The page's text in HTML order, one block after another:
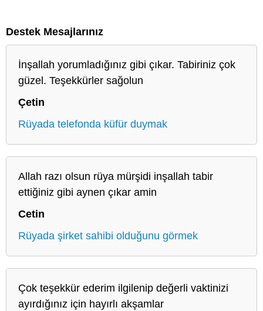
Destek Mesajlarınız
İnşallah yorumladığınız gibi çıkar. Tabiriniz çok
güzel. Teşekkürler sağolun
Çetin
Rüyada telefonda küfür duymak
Allah razı olsun rüya mürşidi inşallah tabir
ettiğiniz gibi aynen çıkar amin
Cetin
Rüyada şirket sahibi olduğunu görmek
Çok teşekkür ederim ilgilenip değerli vaktinizi
ayırdığınız için hayırlı akşamlar